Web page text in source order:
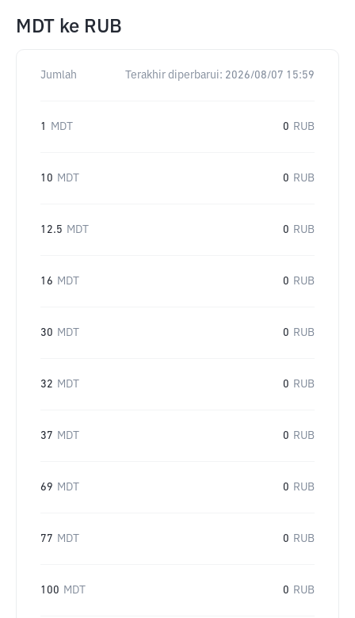
MDT ke RUB
Jumlah Terakhir diperbarui: 2026/08/07 15:59
1 MDT 0 RUB
10 MDT 0 RUB
12.5 MDT 0 RUB
16 MDT 0 RUB
30 MDT 0 RUB
32 MDT 0 RUB
37 MDT 0 RUB
69 MDT 0 RUB
77 MDT 0 RUB
100 MDT 0 RUB